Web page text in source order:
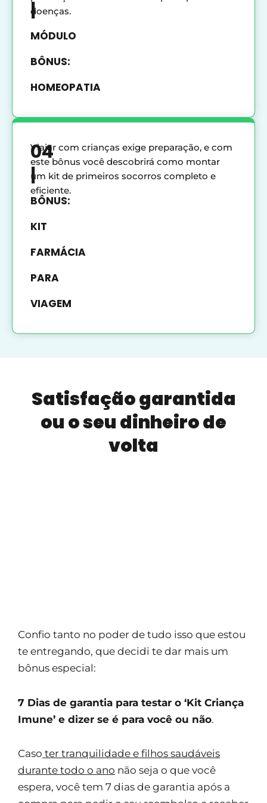
|
MÓDULO
BÔNUS:
HOMEOPATIA
doenças.
04
|
BÔNUS:
KIT
FARMÁCIA
PARA
VIAGEM
Viajar com crianças exige preparação, e com
este bônus você descobrirá como montar
um kit de primeiros socorros completo e
eficiente.
Satisfação garantida
ou o seu dinheiro de
volta
Confio tanto no poder de tudo isso que estou
te entregando, que decidi te dar mais um
bônus especial:
7 Dias de garantia para testar o ‘Kit Criança
Imune’ e dizer se é para você ou não.
Caso ter tranquilidade e filhos saudáveis
durante todo o ano não seja o que você
espera, você tem 7 dias de garantia após a